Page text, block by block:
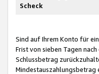
Scheck
Sind auf Ihrem Konto für
Frist von sieben Tagen
Schlussbetrag
Mindestauszahlungsbetrag